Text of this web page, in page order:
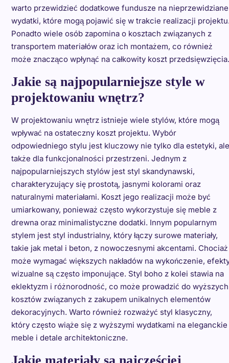
warto przewidzieć dodatkowe fundusze na nieprzewidziane
wydatki, które mogą pojawić się w trakcie realizacji
Ponadto wiele osób zapomina o kosztach związanych z
transportem materiałów oraz ich montażem, co również
może znacząco wpłynąć na całkowity koszt przedsięwzięcia.
Jakie są najpopularniejsze style w
projektowaniu wnętrz?
W projektowaniu wnętrz istnieje wiele stylów, które mogą
wpływać na ostateczny koszt projektu. Wybór
odpowiedniego stylu jest kluczowy nie tylko dla estetyki, ale
także dla funkcjonalności przestrzeni. Jednym z
najpopularniejszych stylów jest styl skandynawski,
charakteryzujący się prostotą, jasnymi kolorami oraz
naturalnymi materiałami. Koszt jego realizacji może być
umiarkowany, ponieważ często wykorzystuje się meble z
drewna oraz minimalistyczne dodatki. Innym popularnym
stylem jest styl industrialny, który łączy surowe materiały,
takie jak metal i beton, z nowoczesnymi akcentami. Chociaż
może wymagać większych nakładów na wykończenie,
wizualne są często imponujące. Styl boho z kolei stawia na
eklektyzm i różnorodność, co może prowadzić do wyższych
kosztów związanych z zakupem unikalnych elementów
dekoracyjnych. Warto również rozważyć styl klasyczny,
który często wiąże się z wyższymi wydatkami na eleganckie
meble i detale architektoniczne.